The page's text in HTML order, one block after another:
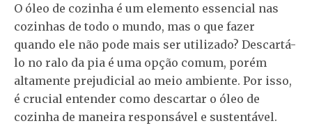
O óleo de cozinha é um elemento essencial nas
cozinhas de todo o mundo, mas o que fazer
quando ele não pode mais ser utilizado? Descartá-
lo no ralo da pia é uma opção comum, porém
altamente prejudicial ao meio ambiente. Por isso,
é crucial entender como descartar o óleo de
cozinha de maneira responsável e sustentável.